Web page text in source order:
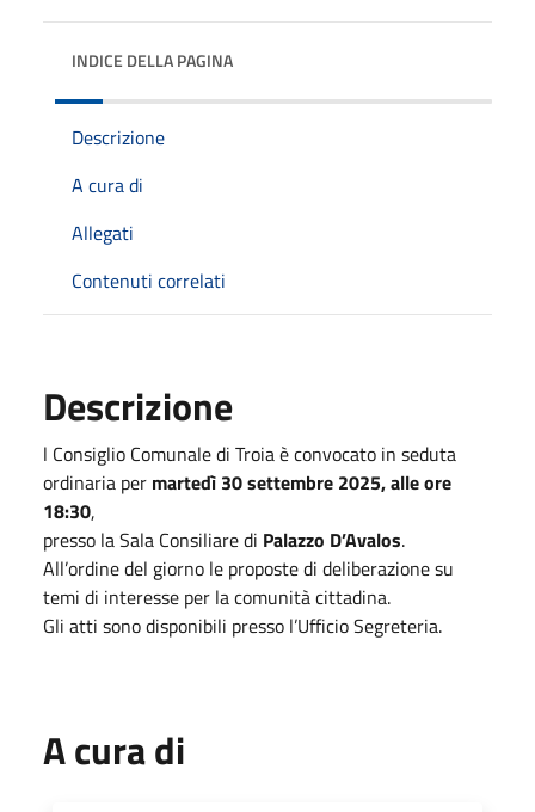
INDICE DELLA PAGINA
Descrizione
A cura di
Allegati
Contenuti correlati
Descrizione
l Consiglio Comunale di Troia è convocato in seduta
ordinaria per martedì 30 settembre 2025, alle ore
18:30,
presso la Sala Consiliare di Palazzo D’Avalos.
All’ordine del giorno le proposte di deliberazione su
temi di interesse per la comunità cittadina.
Gli atti sono disponibili presso l’Ufficio Segreteria.
A cura di